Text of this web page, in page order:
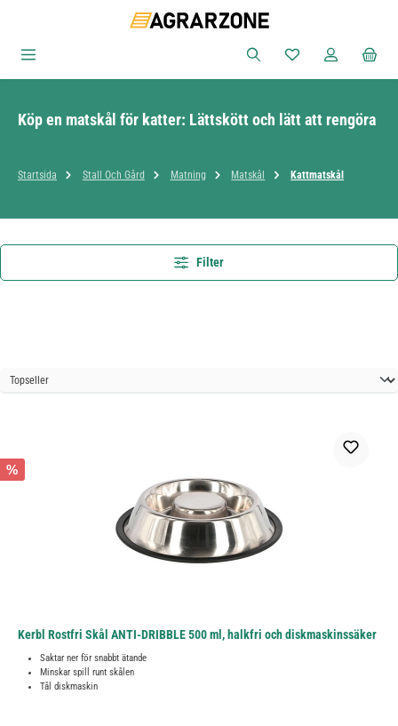
Du har 0 objekt i
Köp en matskål för katter: Lättskött och lätt att rengöra
Startsida Stall Och Gård Matning Matskål Kattmatskål
Filter
%
Kerbl Rostfri Skål ANTI-DRIBBLE 500 ml, halkfri och diskmaskinssäker
Saktar ner för snabbt ätande
Minskar spill runt skålen
Tål diskmaskin